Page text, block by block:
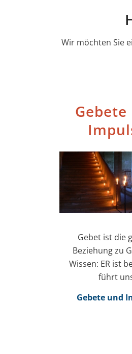
Wir möchten Sie
Gebete
Gebet ist die
Beziehung zu
Wissen: ER ist
führt
Gebete und